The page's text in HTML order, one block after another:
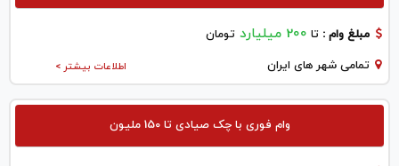
مبلغ وام : تا 200 میلیارد تومان
اطلاعات بیشتر > تمامی شهر های ایران
وام فوری با چک صیادی تا 150 ملیون